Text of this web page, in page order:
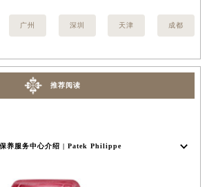
广州 深圳 天津 成都
推荐阅读
养服务中心介绍 | Patek Philippe